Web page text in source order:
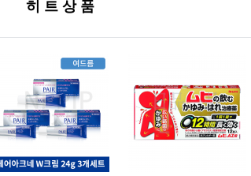
히 트 상 품